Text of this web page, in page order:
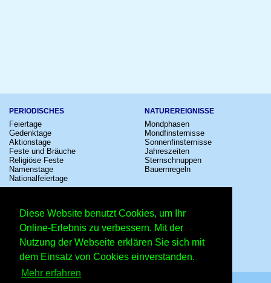
Diese Website benutzt Cookies, um Ihr
Online-Erlebnis zu verbessern. Mit der
Nutzung der Webseite erklären Sie sich mit
dem Einsatz von Cookies einverstanden.
Mehr erfahren
PERIODISCHES
Feiertage
Gedenktage
Aktionstage
Feste und Bräuche
Religiöse Feste
Namenstage
Nationalfeiertage
NATUREREIGNISSE
Mondphasen
Mondfinsternisse
Sonnenfinsternisse
Jahreszeiten
Sternschnuppen
Bauernregeln
Kinostarts
Festivals
Großevents
Fußball
Comedy
Shows
Sternzeichen
Schalttage
Wahltage
Messen
Erinnerungen
Volksfeste